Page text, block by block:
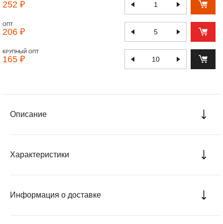
252 ₽
ОПТ
206 ₽
КРУПНЫЙ ОПТ
165 ₽
Описание
Характеристики
Информация о доставке